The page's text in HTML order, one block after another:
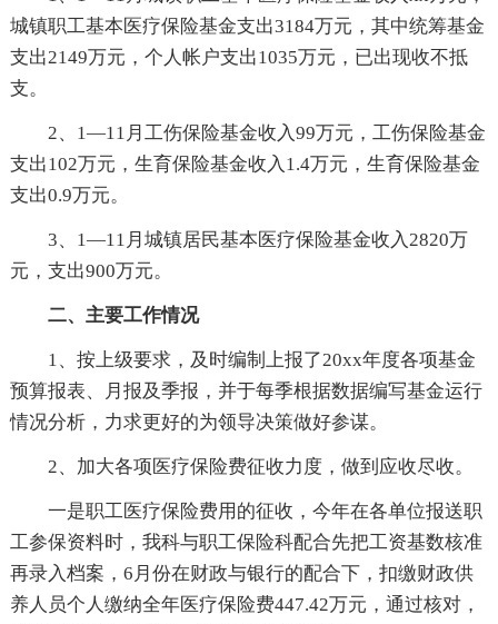
城镇职工基本医疗保险基金支出3184万元，其中统筹基金
支出2149万元，个人帐户支出1035万元，已出现收不抵
支。
2、1—11月工伤保险基金收入99万元，工伤保险基金
支出102万元，生育保险基金收入1.4万元，生育保险基金
支出0.9万元。
3、1—11月城镇居民基本医疗保险基金收入2820万
元，支出900万元。
二、主要工作情况
1、按上级要求，及时编制上报了20xx年度各项基金
预算报表、月报及季报，并于每季根据数据编写基金运行
情况分析，力求更好的为领导决策做好参谋。
2、加大各项医疗保险费征收力度，做到应收尽收。
一是职工医疗保险费用的征收，今年在各单位报送职
工参保资料时，我科与职工保险科配合先把工资基数核准
再录入档案，6月份在财政与银行的配合下，扣缴财政供
养人员个人缴纳全年医疗保险费447.42万元，通过核对，